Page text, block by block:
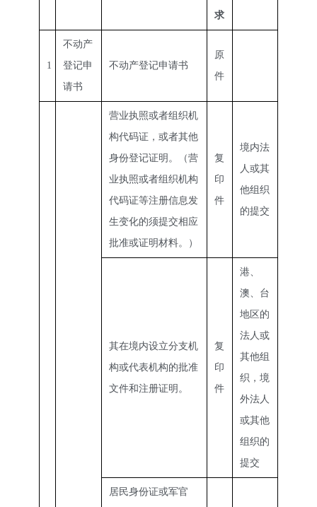
求
1
不动产
登记申
请书
不动产登记申请书
原
件
营业执照或者组织机
构代码证，或者其他
身份登记证明。（营
业执照或者组织机构
代码证等注册信息发
生变化的须提交相应
批准或证明材料。）
复
印
件
境内法
人或其
他组织
的提交
其在境内设立分支机
构或代表机构的批准
文件和注册证明。
复
印
件
港、
澳、台
地区的
法人或
其他组
织，境
外法人
或其他
组织的
提交
居民身份证或军官